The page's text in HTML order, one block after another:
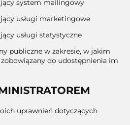
system mailingowy
usługi marketingowe
usługi statystyczne
publiczne w zakresie, w jakim
do udostępnienia im
uprawnień dotyczących